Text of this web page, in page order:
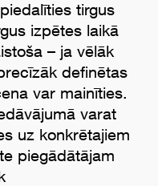
tirgus
izpētes laikā
– ja vēlāk
definētas
var mainīties.
varat
uz konkrētajiem
piegādātājam